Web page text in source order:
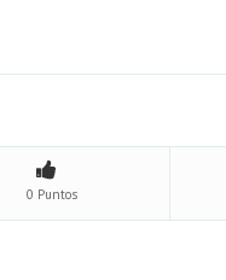
0 Puntos